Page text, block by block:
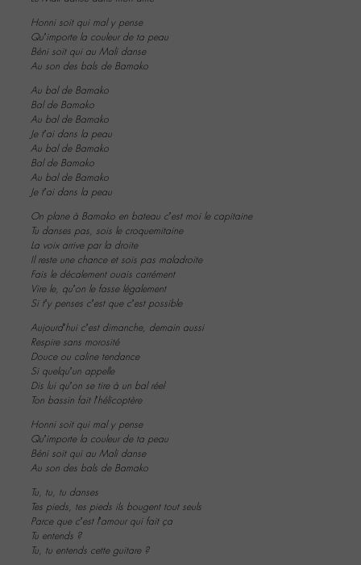
Honni soit qui mal y pense
Qu’importe la couleur de ta peau
Béni soit qui au Mali danse
Au son des bals de Bamako
Au bal de Bamako
Bal de Bamako
Au bal de Bamako
Je t’ai dans la peau
Au bal de Bamako
Bal de Bamako
Au bal de Bamako
Je t’ai dans la peau
On plane à Bamako en bateau c’est moi le capitaine
Tu danses pas, sois le croquemitaine
La voix arrive par la droite
Il reste une chance et sois pas maladroite
Fais le décalement ouais carrément
Vire le, qu’on le fasse légalement
Si t’y penses c’est que c’est possible
Aujourd’hui c’est dimanche, demain aussi
Respire sans morosité
Douce ou caline tendance
Si quelqu’un appelle
Dis lui qu’on se tire à un bal réel
Ton bassin fait l’hélicoptère
Honni soit qui mal y pense
Qu’importe la couleur de ta peau
Béni soit qui au Mali danse
Au son des bals de Bamako
Tu, tu, tu danses
Tes pieds, tes pieds ils bougent tout seuls
Parce que c’est l’amour qui fait ça
Tu entends ?
Tu, tu entends cette guitare ?